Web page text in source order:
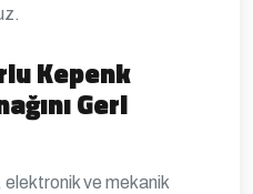
Kepenk
Geri
elektronik ve mekanik